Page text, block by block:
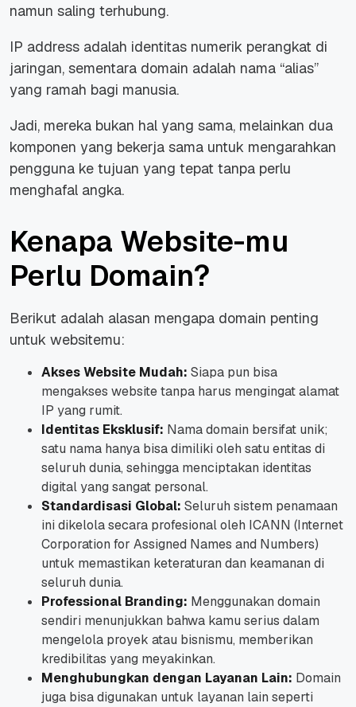
namun saling terhubung.
IP address adalah identitas numerik perangkat di
jaringan, sementara domain adalah nama “alias”
yang ramah bagi manusia.
Jadi, mereka bukan hal yang sama, melainkan dua
komponen yang bekerja sama untuk mengarahkan
pengguna ke tujuan yang tepat tanpa perlu
menghafal angka.
Kenapa Website-mu
Perlu Domain?
Berikut adalah alasan mengapa domain penting
untuk websitemu:
Akses Website Mudah: Siapa pun bisa
mengakses website tanpa harus mengingat alamat
IP yang rumit.
Identitas Eksklusif: Nama domain bersifat unik;
satu nama hanya bisa dimiliki oleh satu entitas di
seluruh dunia, sehingga menciptakan identitas
digital yang sangat personal.
Standardisasi Global: Seluruh sistem penamaan
ini dikelola secara profesional oleh ICANN (Internet
Corporation for Assigned Names and Numbers)
untuk memastikan keteraturan dan keamanan di
seluruh dunia.
Professional Branding: Menggunakan domain
sendiri menunjukkan bahwa kamu serius dalam
mengelola proyek atau bisnismu, memberikan
kredibilitas yang meyakinkan.
Menghubungkan dengan Layanan Lain: Domain
juga bisa digunakan untuk layanan lain seperti